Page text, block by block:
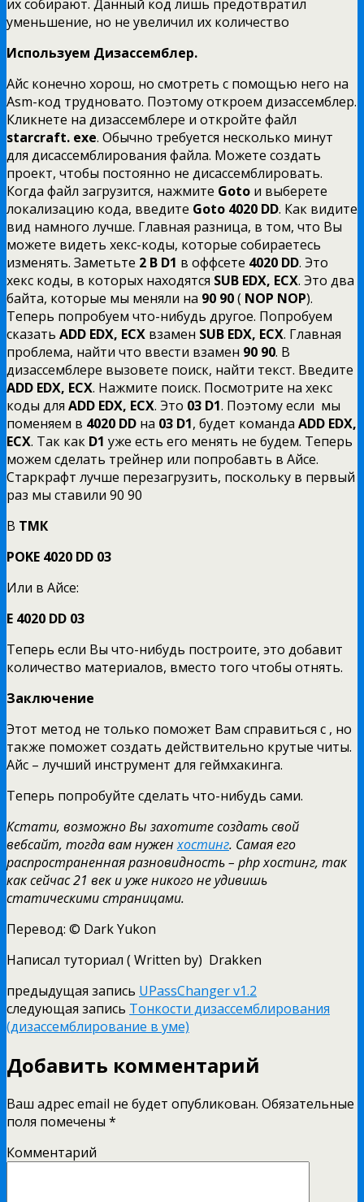
их собирают. Данный код лишь предотвратил
уменьшение, но не увеличил их количество
Используем Дизассемблер.
Айс конечно хорош, но смотреть c помощью него на
Asm-код трудновато. Поэтому откроем дизассемблер.
Кликнете на дизассемблере и откройте файл
starcraft. exe. Обычно требуется несколько минут
для дисассемблирования файла. Можете создать
проект, чтобы постоянно не дисассемблировать.
Когда файл загрузится, нажмите Goto и выберете
локализацию кода, введите Goto 4020 DD. Как видите
вид намного лучше. Главная разница, в том, что Вы
можете видеть хекс-коды, которые собираетесь
изменять. Заметьте 2 B D1 в оффсете 4020 DD. Это
хекс коды, в которых находятся SUB EDX, ECX. Это два
байта, которые мы меняли на 90 90( NOP NOP).
Теперь попробуем что-нибудь другое. Попробуем
сказать ADD EDX, ECX взамен SUB EDX, ECX. Главная
проблема, найти что ввести взамен 90 90. В
дизассемблере вызовете поиск, найти текст. Введите
ADD EDX, ECX. Нажмите поиск. Посмотрите на хекс
коды для ADD EDX, ECX. Это 03 D1. Поэтому если мы
поменяем в 4020 DD на 03 D1, будет команда ADD EDX,
ECX. Так как D1 уже есть его менять не будем. Теперь
можем сделать трейнер или попробавть в Айсе.
Старкрафт лучше перезагрузить, поскольку в первый
раз мы ставили 90 90
В ТМК
POKE 4020 DD 03
Или в Айсе:
E 4020 DD 03
Теперь если Вы что-нибудь построите, это добавит
количество материалов, вместо того чтобы отнять.
Заключение
Этот метод не только поможет Вам справиться с , но
также поможет создать действительно крутые читы.
Айс – лучший инструмент для геймхакинга.
Теперь попробуйте сделать что-нибудь сами.
Кстати, возможно Вы захотите создать свой
вебсайт, тогда вам нуженхостинг. Самая его
распространенная разновидность – php хостинг, так
как сейчас 21 век и уже никого не удивишь
статическими страницами.
Перевод: © Dark Yukon
Написал туториал ( Written by) Drakken
предыдущая запись UPassChanger v1.2
следующая запись Тонкости дизассемблирования
(дизассемблирование в уме)
Добавить комментарий
Ваш адрес email не будет опубликован. Обязательные
поля помечены *
Комментарий